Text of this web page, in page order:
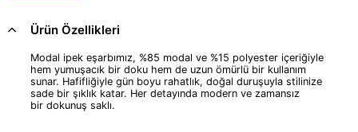
Ürün Özellikleri
Modal ipek eşarbımız, %85 modal ve %15 polyester içeriğiyle
hem yumuşacık bir doku hem de uzun ömürlü bir kullanım
sunar. Hafifliğiyle gün boyu rahatlık, doğal duruşuyla stilinize
sade bir şıklık katar. Her detayında modern ve zamansız
bir dokunuş saklı.